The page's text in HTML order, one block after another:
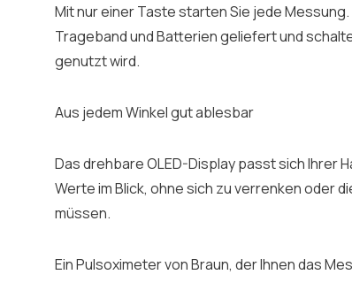
Mit nur einer Taste starten Sie jede
Trageband und Batterien geliefert und
genutzt wird.
Aus jedem Winkel gut ablesbar
Das drehbare OLED-Display passt sich Ihrer
Werte im Blick, ohne sich zu verrenken oder
müssen.
Ein Pulsoximeter von Braun, der Ihnen das